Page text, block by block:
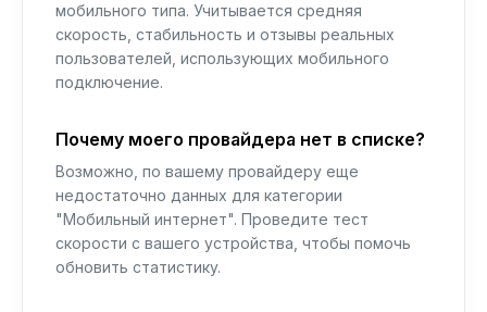
мобильного типа. Учитывается средняя
скорость, стабильность и отзывы реальных
пользователей, использующих мобильного
подключение.
Почему моего провайдера нет в списке?
Возможно, по вашему провайдеру еще
недостаточно данных для категории
"Мобильный интернет". Проведите тест
скорости с вашего устройства, чтобы помочь
обновить статистику.